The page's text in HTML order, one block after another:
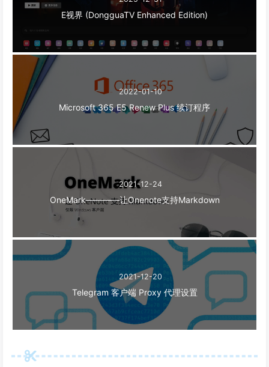
E视界 (DongguaTV Enhanced Edition)
2022-01-10
Microsoft 365 E5 Renew Plus 续订程序
2021-12-24
OneMark————让Onenote支持Markdown
2021-12-20
Telegram 客户端 Proxy 代理设置